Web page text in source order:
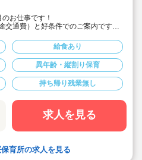
お仕事です！
交通費）と好条件でのご案内です。
ち帰りや残業もありません！
っかり休憩をしてもらいます。
給食あり
異年齢・縦割り保育
持ち帰り残業無し
求人を見る
育所の求人を見る